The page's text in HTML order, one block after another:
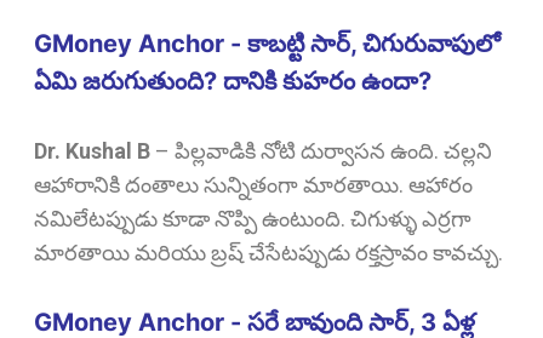
GMoney Anchor - కాబట్టి సార్, చిగురువాపులో
ఏమి జరుగుతుంది? దానికి కుహరం ఉందా?
Dr. Kushal B – పిల్లవాడికి నోటి దుర్వాసన ఉంది. చల్లని
ఆహారానికి దంతాలు సున్నితంగా మారతాయి. ఆహారం
నమిలేటప్పుడు కూడా నొప్పి ఉంటుంది. చిగుళ్ళు ఎర్రగా
మారతాయి మరియు బ్రష్ చేసేటప్పుడు రక్తస్రావం కావచ్చు.
GMoney Anchor - సరే బావుంది సార్, 3 ఏళ్ల